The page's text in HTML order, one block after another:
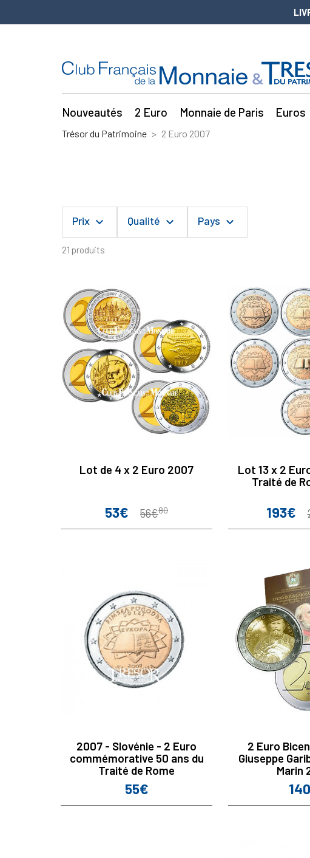
Nouveautés 2 Euro Monnaie de Paris Euros
Trésor du Patrimoine 2 Euro 2007
Prix keyboard_arrow_down Qualité keyboard_arrow_down Pays keyboard_arrow_down
21 produits
Lot de 4 x 2 Euro 2007
Prix
53€
Prix
56€80
Lot 13 x 2
Traité de
Prix
193€
2007 - Slovénie - 2 Euro
commémorative 50 ans du
Traité de Rome
Prix
55€
2 Euro
Giuseppe
Marin
Prix